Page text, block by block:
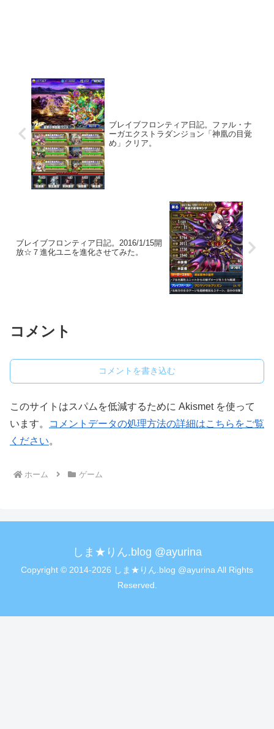
ブレイブフロンティア日記。ファル・ナ
ーガエクストラダンジョン「神凰の目覚
め」クリア。
ブレイブフロンティア日記。2016/1/15開
放☆７進化ユニを進化させてみた。
コメント
コメントを書き込む
このサイトはスパムを低減するために Akismet を使って
います。
コメントデータの処理方法の詳細はこちらをご覧
ください。
ホーム ゲーム
しま★りん.blog @ayurina
Copyright © 2014-2026 しま★りん.blog @ayurina All Rights
Reserved.